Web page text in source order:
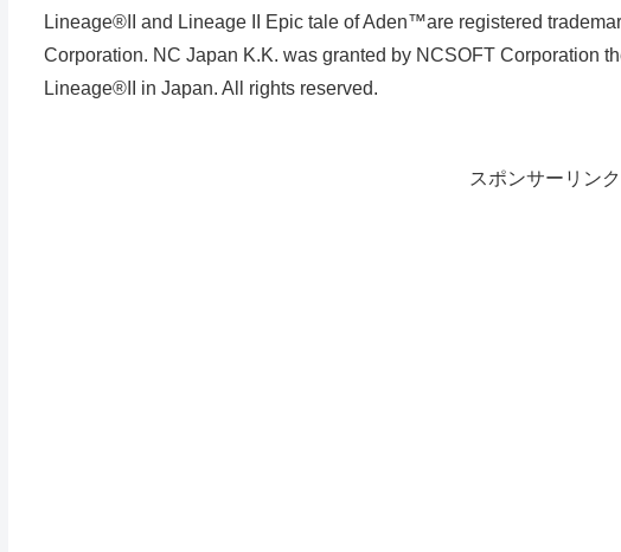
Lineage®II and Lineage II Epic tale of Aden™are registered
Corporation. NC Japan K.K. was granted by NCSOFT Corporation
Lineage®II in Japan. All rights reserved.
スポンサーリンク